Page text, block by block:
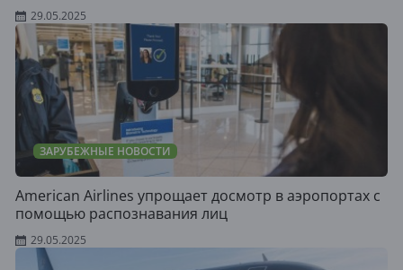
29.05.2025
ЗАРУБЕЖНЫЕ НОВОСТИ
American Airlines упрощает досмотр в аэропортах с
помощью распознавания лиц
29.05.2025